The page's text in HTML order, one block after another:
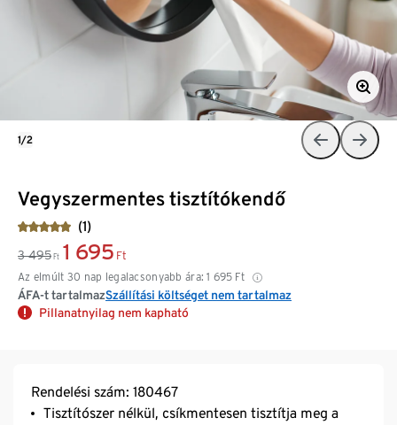
Vegyszermentes tisztítókendő
(1)
3 495 Ft 1 695 Ft
Az elmúlt 30 nap legalacsonyabb ára: 1 695 Ft
ÁFA-t tartalmazSzállítási költséget nem tartalmaz
Pillanatnyilag nem kapható
1/2
Rendelési szám: 180467
Tisztítószer nélkül, csíkmentesen tisztítja meg a